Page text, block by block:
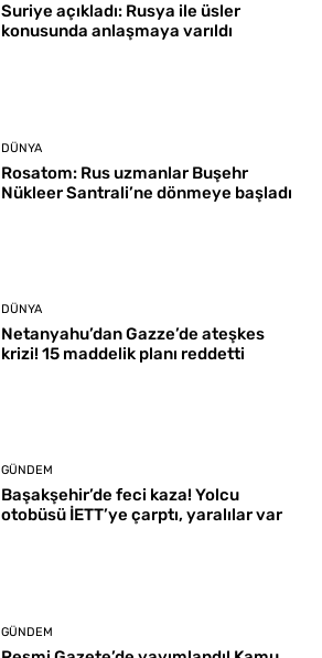
Suriye açıkladı: Rusya ile üsler
konusunda anlaşmaya varıldı
DÜNYA
Rosatom: Rus uzmanlar Buşehr
Nükleer Santrali’ne dönmeye başladı
DÜNYA
Netanyahu’dan Gazze’de ateşkes
krizi! 15 maddelik planı reddetti
GÜNDEM
Başakşehir’de feci kaza! Yolcu
otobüsü İETT’ye çarptı, yaralılar var
GÜNDEM